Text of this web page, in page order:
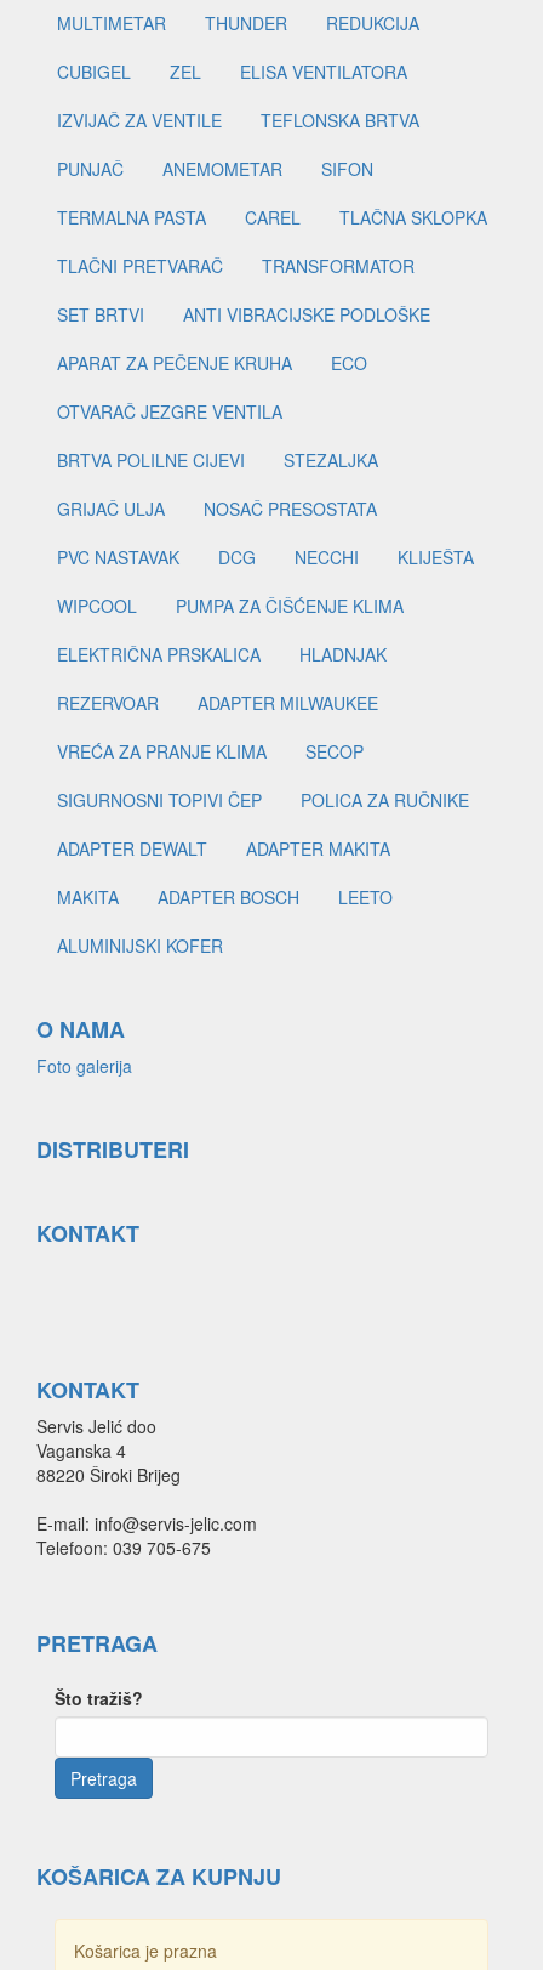
MULTIMETAR
THUNDER
REDUKCIJA
CUBIGEL
ZEL
ELISA VENTILATORA
IZVIJAČ ZA VENTILE
TEFLONSKA BRTVA
PUNJAČ
ANEMOMETAR
SIFON
TERMALNA PASTA
CAREL
TLAČNA SKLOPKA
TLAČNI PRETVARAČ
TRANSFORMATOR
SET BRTVI
ANTI VIBRACIJSKE PODLOŠKE
APARAT ZA PEČENJE KRUHA
ECO
OTVARAČ JEZGRE VENTILA
BRTVA POLILNE CIJEVI
STEZALJKA
GRIJAČ ULJA
NOSAČ PRESOSTATA
PVC NASTAVAK
DCG NECCHI
KLIJEŠTA
WIPCOOL
PUMPA ZA ČIŠĆENJE KLIMA
ELEKTRIČNA PRSKALICA
HLADNJAK
REZERVOAR
ADAPTER MILWAUKEE
VREĆA ZA PRANJE KLIMA
SECOP
SIGURNOSNI TOPIVI ČEP
POLICA ZA RUČNIKE
ADAPTER DEWALT
ADAPTER MAKITA
MAKITA
ADAPTER BOSCH
LEETO
ALUMINIJSKI KOFER
O NAMA
Foto galerija
DISTRIBUTERI
KONTAKT
KONTAKT
Servis Jelić doo
Vaganska 4
88220 Široki Brijeg
E-mail: info@servis-jelic.com
Telefoon: 039 705-675
PRETRAGA
Što tražiš?
KOŠARICA ZA KUPNJU
Košarica je prazna